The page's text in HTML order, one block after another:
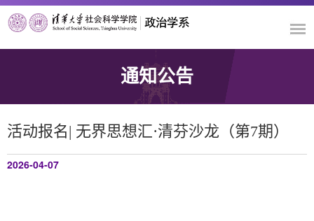
通知公告
活动报名| 无界思想汇·清芬沙龙（第7期）
2026-04-07